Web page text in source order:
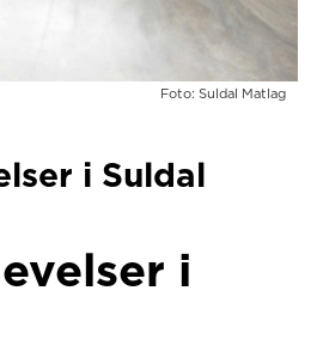
Foto: Suldal Matlag
i Suldal
i